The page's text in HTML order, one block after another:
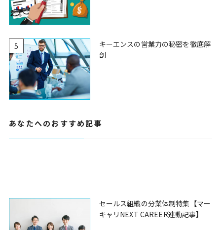
5
キーエンスの営業力の秘密を徹底解
剖
あなたへのおすすめ記事
セールス組織の分業体制特集【マー
キャリNEXT CAREER連動記事】